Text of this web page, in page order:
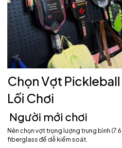
Chọn Vợt
Lối Chơi
Người mới chơi
Nên chọn vợt trọng lượng trung bình
fiberglass để dễ kiểm soát.